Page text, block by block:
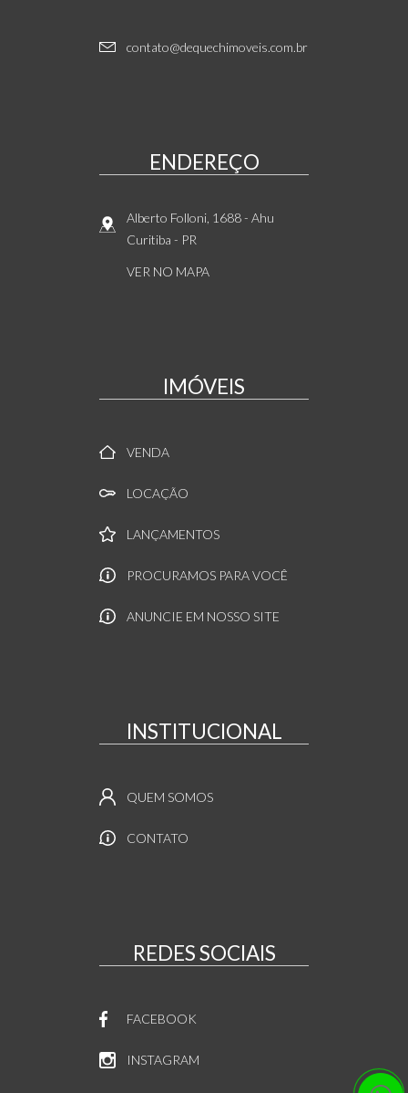
contato@dequechimoveis.com.br
ENDEREÇO
Alberto Folloni, 1688- Ahu
Curitiba - PR
VER NO MAPA
IMÓVEIS
VENDA
LOCAÇÃO
LANÇAMENTOS
PROCURAMOS PARA VOCÊ
ANUNCIE EM NOSSO SITE
INSTITUCIONAL
QUEM SOMOS
CONTATO
REDES SOCIAIS
FACEBOOK
INSTAGRAM